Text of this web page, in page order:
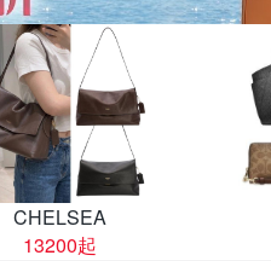
CHELSEA
13200起